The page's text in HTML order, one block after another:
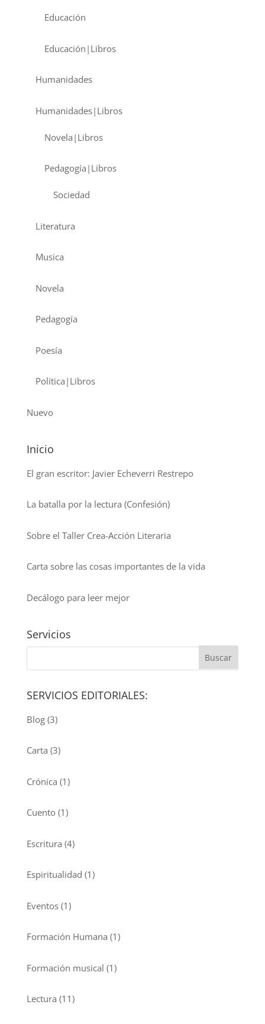
Educación
Educación|Libros
Humanidades
Humanidades|Libros
Novela|Libros
Pedagogía|Libros
Sociedad
Literatura
Musica
Novela
Pedagogía
Poesía
Política|Libros
Nuevo
Inicio
El gran escritor: Javier Echeverri Restrepo
La batalla por la lectura (Confesión)
Sobre el Taller Crea-Acción Literaria
Carta sobre las cosas importantes de la vida
Decálogo para leer mejor
Servicios
SERVICIOS EDITORIALES:
Blog(3)
Carta (3)
Crónica (1)
Cuento(1)
Escritura (4)
Espiritualidad (1)
Eventos(1)
Formación Humana (1)
Formación musical (1)
Lectura (11)